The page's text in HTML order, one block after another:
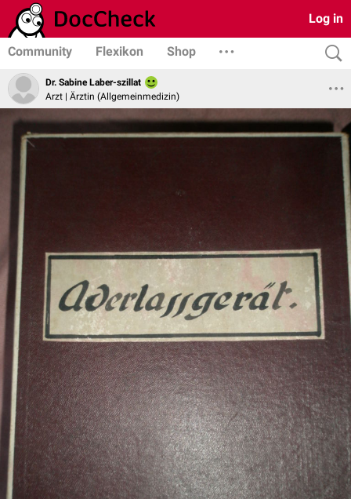
Log in
Community Flexikon Shop
Dr. Sabine Laber-szillat
Arzt | Ärztin (Allgemeinmedizin)